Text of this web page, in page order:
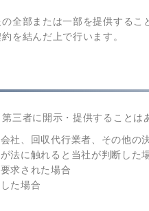
全部または一部を提供する
を結んだ上で行います。
三者に開示・提供することは
社、回収代行業者、その他
法に触れると当社が判断した
求された場合
た場合